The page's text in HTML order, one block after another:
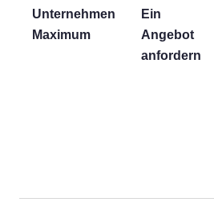
Unternehmen
Maximum
Ein
Angebot
anfordern